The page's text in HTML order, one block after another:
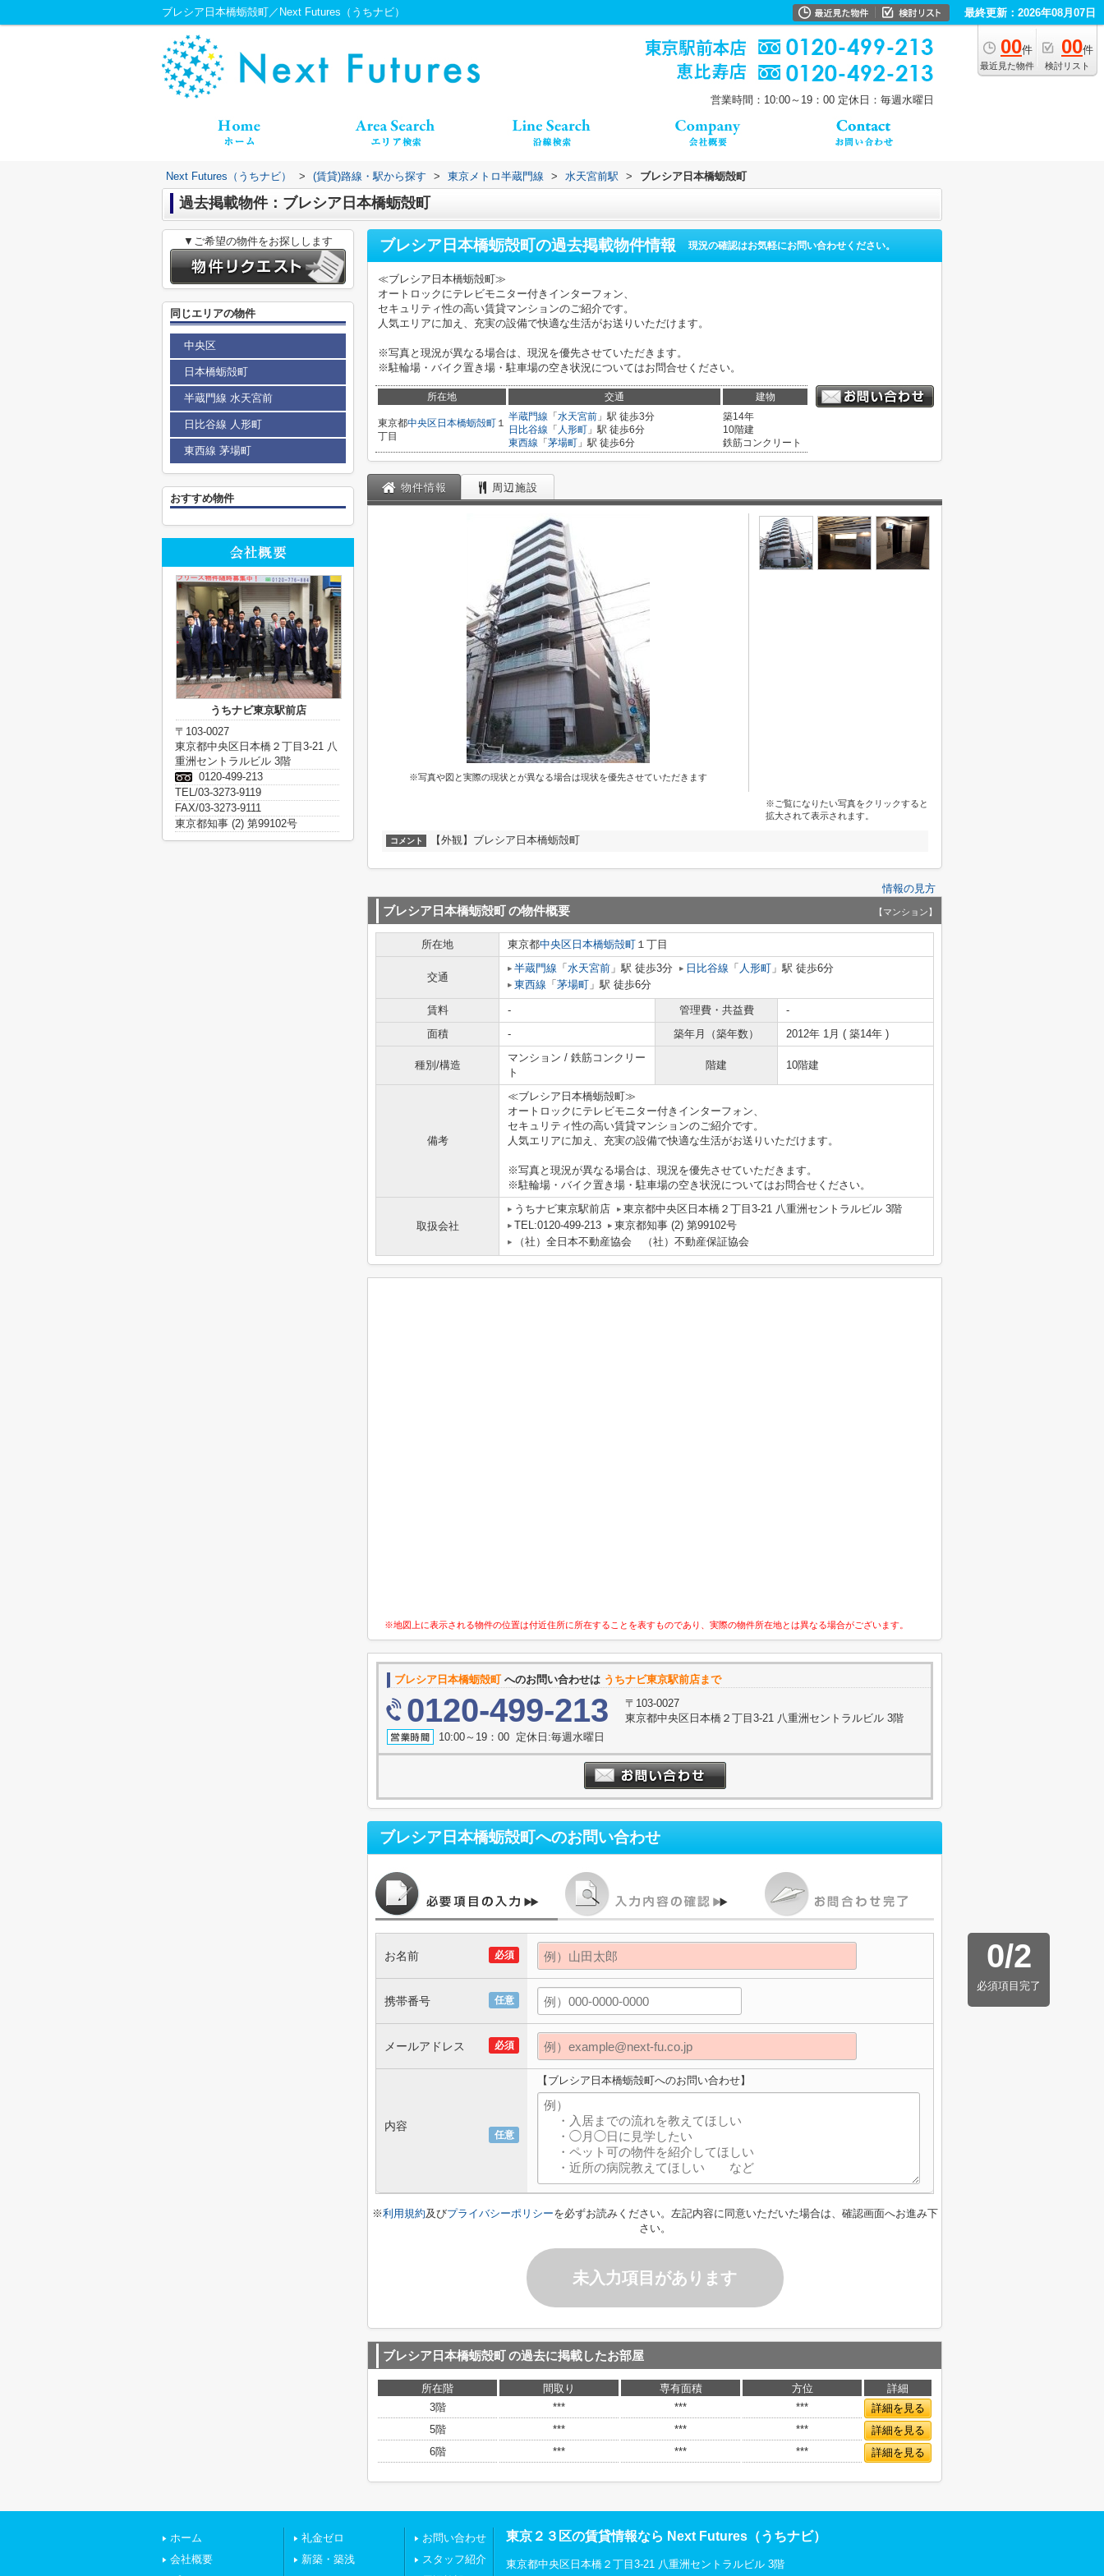
ブレシア日本橋蛎殻町／Next Futures（うちナビ） 最終更新：2026年08月07日
00件
最近見た物件
00件
検討リスト
営業時間：10:00～19：00 定休日：毎週水曜日
Next Futures（うちナビ） > (賃貸)路線・駅から探す > 東京メトロ半蔵門線 > 水天宮前駅 > ブレシア日本橋蛎殻町
過去掲載物件：ブレシア日本橋蛎殻町
ブレシア日本橋蛎殻町の過去掲載物件情報 現況の確認はお気軽にお問い合わせください。
≪ブレシア日本橋蛎殻町≫
オートロックにテレビモニター付きインターフォン、
セキュリティ性の高い賃貸マンションのご紹介です。
人気エリアに加え、充実の設備で快適な生活がお送りいただけます。
※写真と現況が異なる場合は、現況を優先させていただきます。
※駐輪場・バイク置き場・駐車場の空き状況についてはお問合せください。
所在地 交通 建物
東京都中央区 日本橋蛎殻町 １
丁目
半蔵門線 「 水天宮前 」駅 徒歩3分
日比谷線 「 人形町 」駅 徒歩6分
東西線 「 茅場町 」駅 徒歩6分
築14年
10階建
鉄筋コンクリート
物件情報 周辺施設
※写真や図と実際の現状とが異なる場合は現状を優先させていただきます
※ご覧になりたい写真をクリックすると
拡大されて表示されます。
コメント 【外観】ブレシア日本橋蛎殻町
情報の見方
ブレシア日本橋蛎殻町の物件概要 【マンション】
所在地 東京都中央区 日本橋蛎殻町 １丁目
交通
半蔵門線 「 水天宮前 」駅 徒歩3分 日比谷線 「 人形町 」駅 徒歩6分
東西線 「 茅場町 」駅 徒歩6分
賃料 - 管理費・共益費
-
面積
- 築年月（築年数） 2012年 1月 ( 築14年 )
種別/構造
マンション / 鉄筋コンクリー
ト
階建 10階建
備考
≪ブレシア日本橋蛎殻町≫
オートロックにテレビモニター付きインターフォン、
セキュリティ性の高い賃貸マンションのご紹介です。
人気エリアに加え、充実の設備で快適な生活がお送りいただけます。
※写真と現況が異なる場合は、現況を優先させていただきます。
※駐輪場・バイク置き場・駐車場の空き状況についてはお問合せください。
取扱会社
うちナビ東京駅前店
東京都中央区日本橋２丁目3-21 八重洲セントラルビル 3階
TEL:0120-499-213
東京都知事 (2) 第99102号
（社）全日本不動産協会 （社）不動産保証協会
※地図上に表示される物件の位置は付近住所に所在することを表すものであり、実際の物件所在地とは異なる場合がございます。
ブレシア日本橋蛎殻町へのお問い合わせは うちナビ東京駅前店まで
0120-499-213
〒103-0027
東京都中央区日本橋２丁目3-21 八重洲セントラルビル 3階
10:00～19：00 定休日:毎週水曜日
ブレシア日本橋蛎殻町へのお問い合わせ
0/2
必須項目完了
必須
お名前
任意
携帯番号
必須
メールアドレス
任意
内容
【ブレシア日本橋蛎殻町へのお問い合わせ】
※利用規約及びプライバシーポリシーを必ずお読みください。左記内容に同意いただいた場合は、確認画面へお進み下
さい。
未入力項目があります
ブレシア日本橋蛎殻町の過去に掲載したお部屋
所在階 間取り 専有面積 方位
詳細
3階
*** *** ***
詳細を見る
5階
*** *** ***
詳細を見る
6階
*** *** *** 詳細を見る
▼ご希望の物件をお探しします
同じエリアの物件
中央区
日本橋蛎殻町
半蔵門線 水天宮前
日比谷線 人形町
東西線 茅場町
おすすめ物件
うちナビ東京駅前店
〒103-0027
東京都中央区日本橋２丁目3-21 八
重洲セントラルビル 3階
0120-499-213
TEL/03-3273-9119
FAX/03-3273-9111
東京都知事 (2) 第99102号
ホーム
会社概要
礼金ゼロ
新築・築浅
お問い合わせ
スタッフ紹介
東京２３区の賃貸情報なら Next Futures（うちナビ）
東京都中央区日本橋２丁目3-21 八重洲セントラルビル 3階